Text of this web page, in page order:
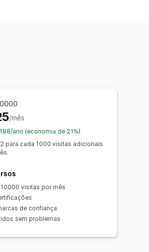
/mês
ano (economia de 21%)
para cada 1000 visitas adicionais
visitas por mês
de confiança
sem problemas